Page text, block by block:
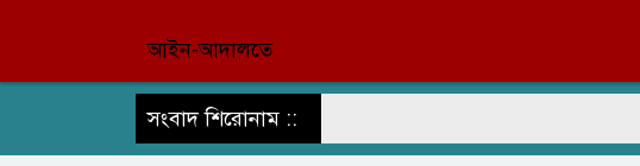
আইন-আদালতে
সংবাদ শিরোনাম ::